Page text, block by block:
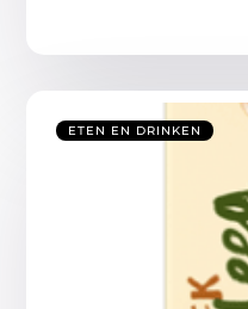
ETEN EN DRINKEN